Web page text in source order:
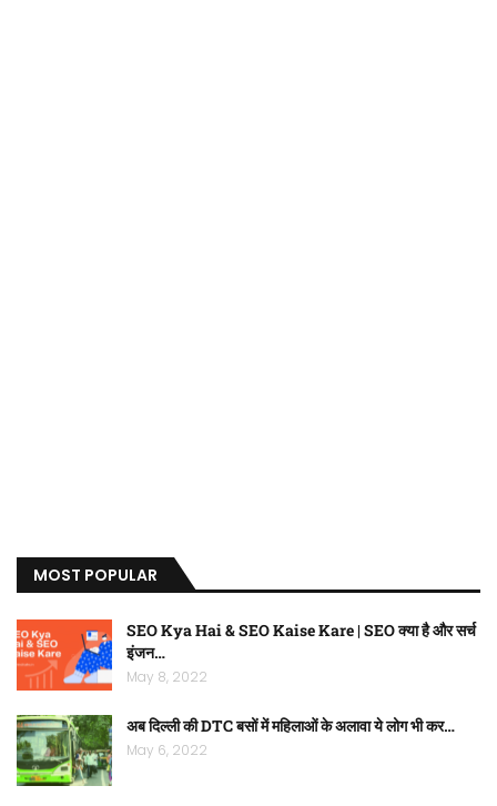
MOST POPULAR
SEO Kya Hai & SEO Kaise Kare | SEO क्या है और सर्च
इंजन…
May 8, 2022
अब दिल्ली की DTC बसों में महिलाओं के अलावा ये लोग भी कर…
May 6, 2022